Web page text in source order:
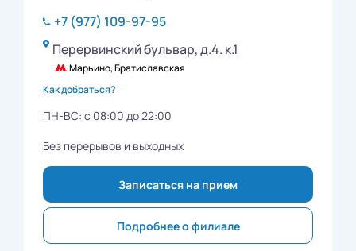
+7 (977) 109-97-95
Перервинский бульвар, д.4. к.1
Марьино, Братиславская
Как добраться?
ПН-ВС: с 08:00 до 22:00
Без перерывов и выходных
Записаться на прием
Подробнее о филиале